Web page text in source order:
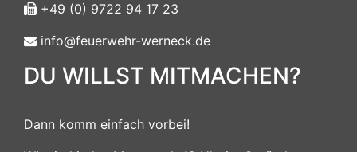
+49 (0) 9722 94 17 23
info@feuerwehr-werneck.de
DU WILLST MITMACHEN?
Dann komm einfach vorbei!